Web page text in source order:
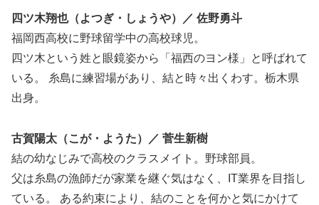
四ツ木翔也（よつぎ・しょうや）／ 佐野勇斗
福岡西高校に野球留学中の高校球児。
四ツ木という姓と眼鏡姿から「福西のヨン様」と呼ばれて
いる。 糸島に練習場があり、結と時々出くわす。栃木県
出身。
古賀陽太（こが・ようた）／ 菅生新樹
結の幼なじみで高校のクラスメイト。野球部員。
父は糸島の漁師だが家業を継ぐ気はなく、IT業界を目指し
ている。 ある約束により、結のことを何かと気にかけて